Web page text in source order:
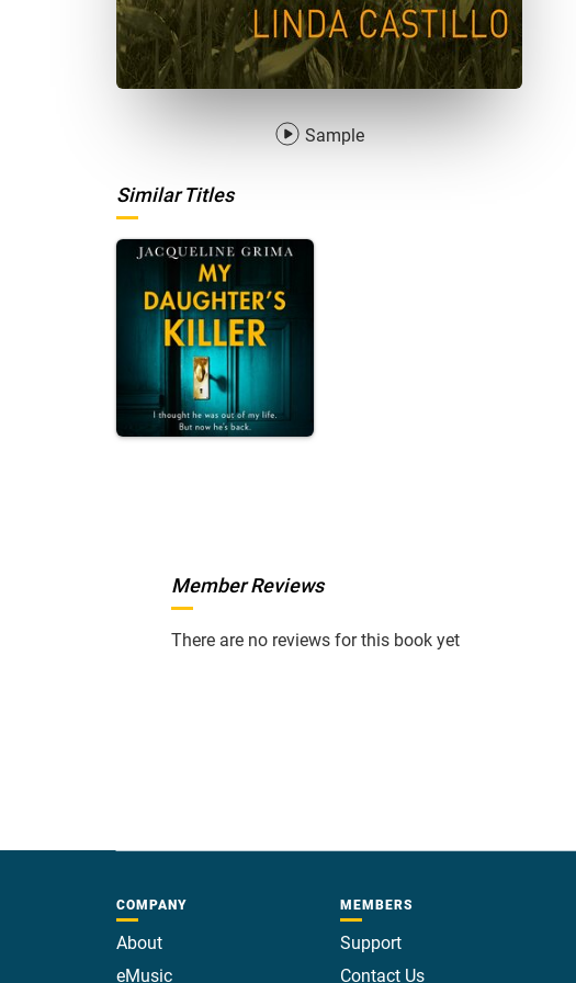
Sample
Similar Titles
Member Reviews
There are no reviews for this book yet
COMPANY
About
eMusic
MEMBERS
Support
Contact Us